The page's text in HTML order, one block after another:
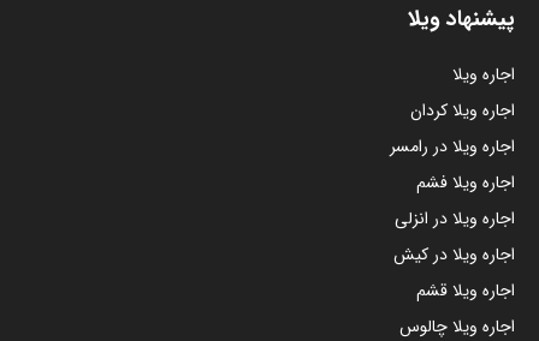
پیشنهاد ویلا
اجاره ویلا
اجاره ویلا کردان
اجاره ویلا در رامسر
اجاره ویلا فشم
اجاره ویلا در انزلی
اجاره ویلا در کیش
اجاره ویلا قشم
اجاره ویلا چالوس